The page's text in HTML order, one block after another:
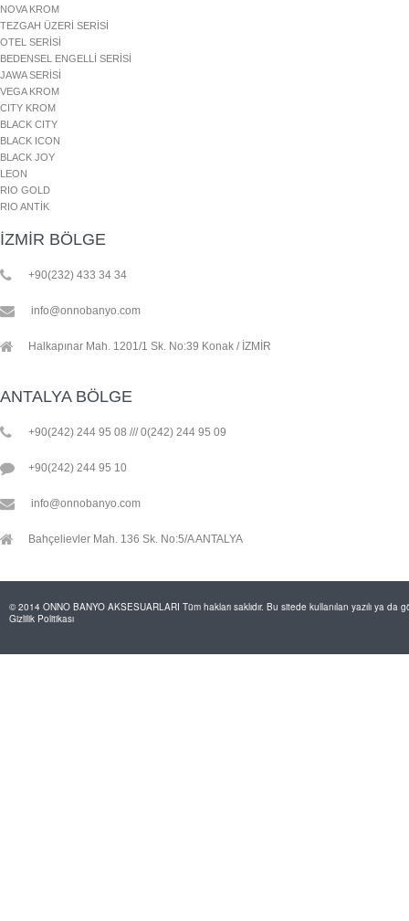
NOVA KROM
TEZGAH ÜZERİ SERİSİ
OTEL SERİSİ
BEDENSEL ENGELLİ SERİSİ
JAWA SERİSİ
VEGA KROM
CITY KROM
BLACK CITY
BLACK ICON
BLACK JOY
LEON
RIO GOLD
RIO ANTİK
İZMİR BÖLGE
+90(232) 433 34 34
info@onnobanyo.com
Halkapınar Mah. 1201/1 Sk. No:39 Konak / İZMİR
ANTALYA BÖLGE
+90(242) 244 95 08 /// 0(242) 244 95 09
+90(242) 244 95 10
info@onnobanyo.com
Bahçelievler Mah. 136 Sk. No:5/A ANTALYA
© 2014 ONNO BANYO AKSESUARLARI Tüm hakları saklıdır. Bu sitede kullanılan yazılı ya da
Gizlilik Politikası